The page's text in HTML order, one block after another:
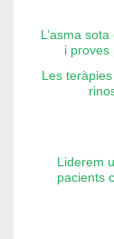
L’asma
i proves
Les
Liderem
pacients